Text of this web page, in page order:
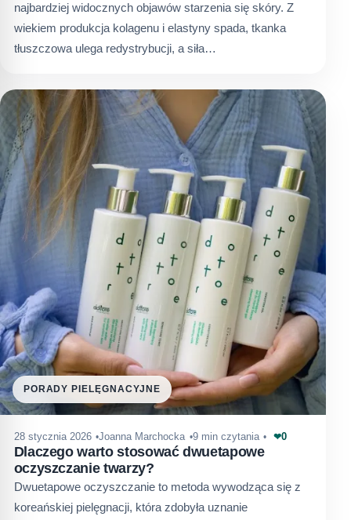
najbardziej widocznych objawów starzenia się skóry. Z
wiekiem produkcja kolagenu i elastyny spada, tkanka
tłuszczowa ulega redystrybucji, a siła…
PORADY PIELĘGNACYJNE
28 stycznia 2026 Joanna Marchocka 9 min czytania ❤0
Dlaczego warto stosować dwuetapowe
oczyszczanie twarzy?
Dwuetapowe oczyszczanie to metoda wywodząca się z
koreańskiej pielęgnacji, która zdobyła uznanie